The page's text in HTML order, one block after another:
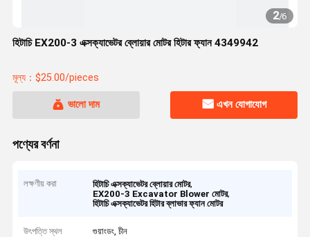
2/6
হিটাচি EX200-3 এক্সক্যাভেটর ব্লোয়ার মোটর হিটার ফ্যান 4349942
মূল্য：$25.00/pieces
ভালো দাম এখন যোগাযোগ
পণ্যের বর্ণনা
লক্ষণীয় করা হিটাচি এক্সক্যাভেটর ব্লোয়ার মোটর,
EX200-3 Excavator Blower মোটর,
হিটাচি এক্সক্যাভেটর হিটার ব্লাভার ফ্যান মোটর
উৎপত্তি স্থল গুয়াংডং, চীন